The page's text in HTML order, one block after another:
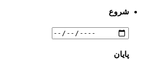
شروع
پایان